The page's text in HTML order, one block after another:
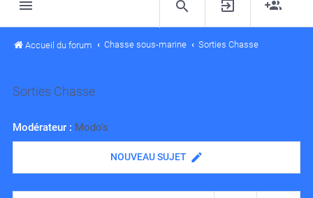
Accueil du forum Chasse sous-marine Sorties Chasse
Sorties Chasse
Modérateur : Modo's
NOUVEAU SUJET